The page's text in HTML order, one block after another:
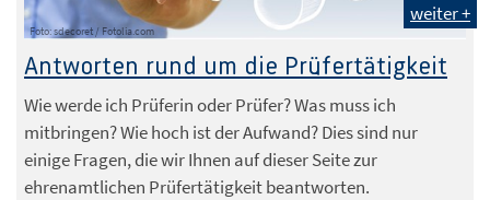
Foto: sdecoret / Fotolia.com
weiter +
Antworten rund um die Prüfertätigkeit
Wie werde ich Prüferin oder Prüfer? Was muss ich
mitbringen? Wie hoch ist der Aufwand? Dies sind nur
einige Fragen, die wir Ihnen auf dieser Seite zur
ehrenamtlichen Prüfertätigkeit beantworten.